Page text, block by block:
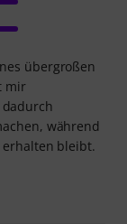
übergroßen
mir
während
erhalten bleibt.